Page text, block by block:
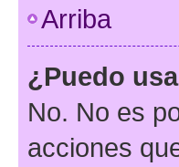
Arriba
¿Puedo
No. No es
acciones